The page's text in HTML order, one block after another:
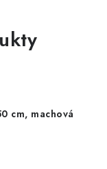
cm, machová